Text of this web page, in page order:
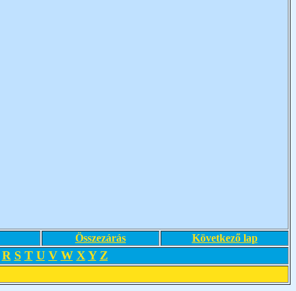
Összezárás Következő lap
R S T U V W X Y Z